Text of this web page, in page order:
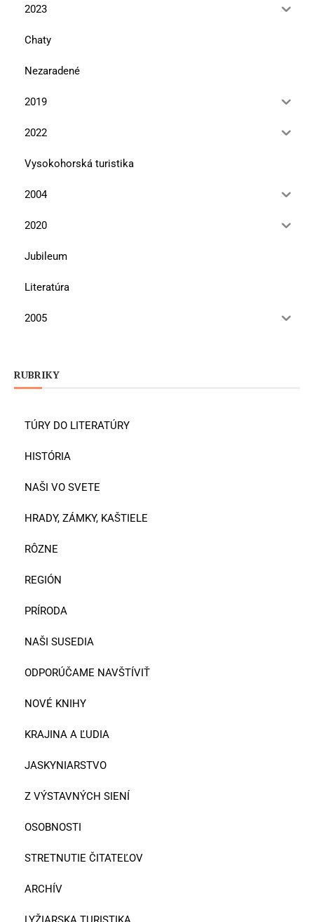
2023
Chaty
Nezaradené
2019
2022
Vysokohorská turistika
2004
2020
Jubileum
Literatúra
2005
RUBRIKY
TÚRY DO LITERATÚRY
HISTÓRIA
NAŠI VO SVETE
HRADY, ZÁMKY, KAŠTIELE
RÔZNE
REGIÓN
PRÍRODA
NAŠI SUSEDIA
ODPORÚČAME NAVŠTÍVIŤ
NOVÉ KNIHY
KRAJINA A ĽUDIA
JASKYNIARSTVO
Z VÝSTAVNÝCH SIENÍ
OSOBNOSTI
STRETNUTIE ČITATEĽOV
ARCHÍV